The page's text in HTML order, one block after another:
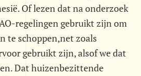
Of lezen dat na onderzoek
regelingen gebruikt zijn om
te schoppen,net zoals
gebruikt zijn, alsof we dat
Dat huizenbezittende